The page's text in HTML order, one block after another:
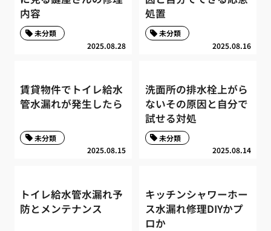
内容
2025.08.28
未分類
処置
2025.08.16
未分類
賃貸物件でトイレ給水
管水漏れが発生したら
2025.08.15
未分類
洗面所の排水栓上がら
ないその原因と自分で
試せる対処
2025.08.14
未分類
トイレ給水管水漏れ予
防とメンテナンス
キッチンシャワーホー
ス水漏れ修理DIYかプ
ロか